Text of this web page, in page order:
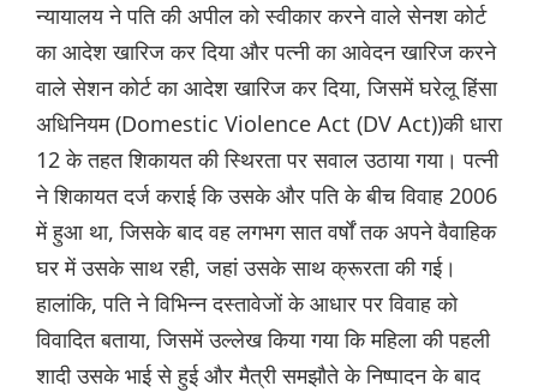
न्यायालय ने पति की अपील को स्वीकार करने वाले सेनश कोर्ट
का आदेश खारिज कर दिया और पत्नी का आवेदन खारिज करने
वाले सेशन कोर्ट का आदेश खारिज कर दिया, जिसमें घरेलू हिंसा
अधिनियम (Domestic Violence Act (DV Act))की धारा
12 के तहत शिकायत की स्थिरता पर सवाल उठाया गया। पत्नी
ने शिकायत दर्ज कराई कि उसके और पति के बीच विवाह 2006
में हुआ था, जिसके बाद वह लगभग सात वर्षों तक अपने वैवाहिक
घर में उसके साथ रही, जहां उसके साथ क्रूरता की गई।
हालांकि, पति ने विभिन्न दस्तावेजों के आधार पर विवाह को
विवादित बताया, जिसमें उल्लेख किया गया कि महिला की पहली
शादी उसके भाई से हुई और मैत्री समझौते के निष्पादन के बाद